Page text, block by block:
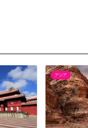
アジア